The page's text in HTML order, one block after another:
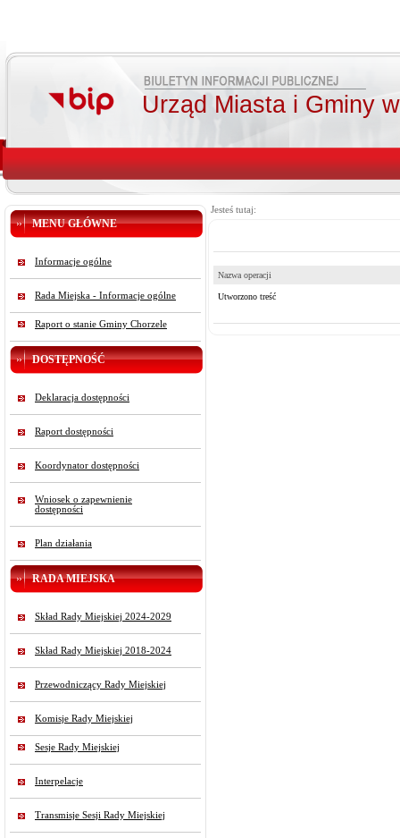
Urząd Miasta i Gminy
MENU GŁÓWNE
Informacje ogólne
Rada Miejska - Informacje ogólne
Raport o stanie Gminy Chorzele
DOSTĘPNOŚĆ
Deklaracja dostępności
Raport dostępności
Koordynator dostępności
Wniosek o zapewnienie
dostępności
Plan działania
RADA MIEJSKA
Skład Rady Miejskiej 2024-2029
Skład Rady Miejskiej 2018-2024
Przewodniczący Rady Miejskiej
Komisje Rady Miejskiej
Sesje Rady Miejskiej
Interpelacje
Transmisje Sesji Rady Miejskiej
Jesteś tutaj:
Nazwa operacji
Utworzono treść